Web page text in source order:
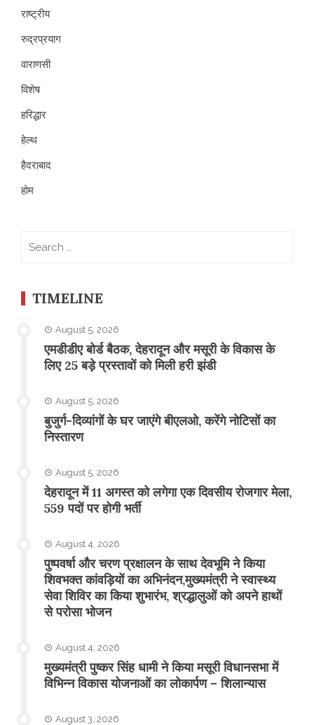
राष्ट्रीय
रुद्रप्रयाग
वाराणसी
विशेष
हरिद्धार
हेल्थ
हैदराबाद
होम
TIMELINE
August 5, 2026
एमडीडीए बोर्ड बैठक, देहरादून और मसूरी के विकास के
लिए 25 बड़े प्रस्तावों को मिली हरी झंडी
August 5, 2026
बुजुर्ग-दिव्यांगों के घर जाएंगे बीएलओ, करेंगे नोटिसों का
निस्तारण
August 5, 2026
​देहरादून में 11 अगस्त को लगेगा एक दिवसीय रोजगार मेला,
559 पदों पर होगी भर्ती
August 4, 2026
पुष्पवर्षा और चरण प्रक्षालन के साथ देवभूमि ने किया
शिवभक्त कांवड़ियों का अभिनंदन,मुख्यमंत्री ने स्वास्थ्य
सेवा शिविर का किया शुभारंभ, श्रद्धालुओं को अपने हाथों
से परोसा भोजन
August 4, 2026
मुख्यमंत्री पुष्कर सिंह धामी ने किया मसूरी विधानसभा में
विभिन्न विकास योजनाओं का लोकार्पण – शिलान्यास
August 3, 2026